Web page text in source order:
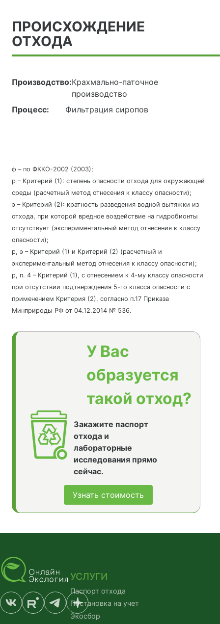
ПРОИСХОЖДЕНИЕ
ОТХОДА
Производство:Крахмально-паточное
производство
Процесс:
Фильтрация сиропов
ф – по ФККО-2002 (2003);
р – Критерий (1): степень опасности отхода для окружающей
среды (расчетный метод отнесения к классу опасности);
э – Критерий (2): кратность разведения водной вытяжки из
отхода, при которой вредное воздействие на гидробионты
отсутствует (экспериментальный метод отнесения к классу
опасности);
р, э – Критерий (1) и Критерий (2) (расчетный и
экспериментальный метод отнесения к классу опасности);
р, п. 4 – Критерий (1), с отнесением к 4-му классу опасности
при отсутствии подтверждения 5-го класса опасности с
применением Критерия (2), согласно п.17 Приказа
Минприроды РФ от 04.12.2014 № 536.
У Вас
образуется
такой отход?
Закажите паспорт
отхода и
лабораторные
исследования прямо
сейчас.
Узнать стоимость
УСЛУГИ
Паспорт отхода
Постановка на учет
Экосбор